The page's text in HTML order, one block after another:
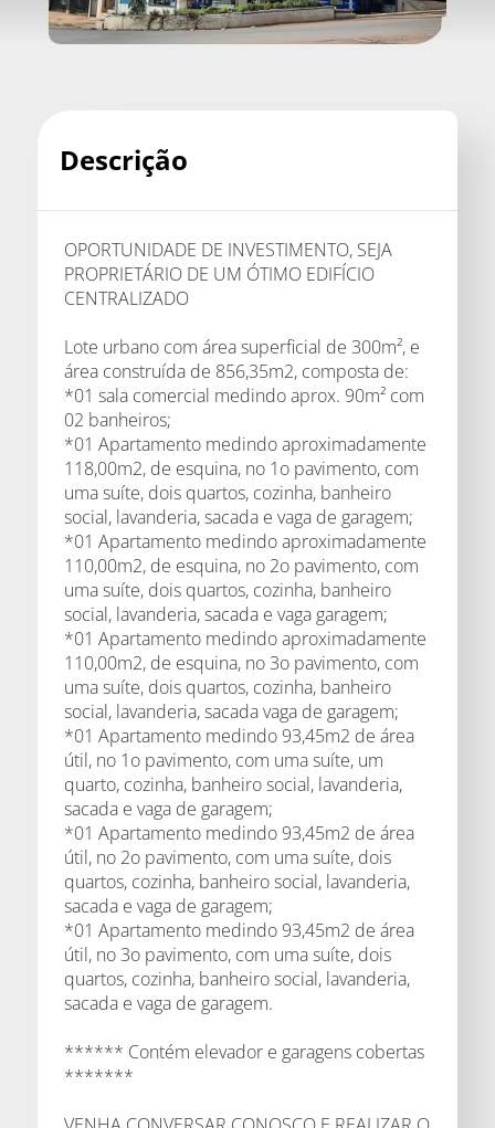
Descrição
OPORTUNIDADE DE INVESTIMENTO, SEJA
PROPRIETÁRIO DE UM ÓTIMO EDIFÍCIO
CENTRALIZADO
Lote urbano com área superficial de 300m², e
área construída de 856,35m2, composta de:
*01 sala comercial medindo aprox. 90m² com
02 banheiros;
*01 Apartamento medindo aproximadamente
118,00m2, de esquina, no 1o pavimento, com
uma suíte, dois quartos, cozinha, banheiro
social, lavanderia, sacada e vaga de garagem;
*01 Apartamento medindo aproximadamente
110,00m2, de esquina, no 2o pavimento, com
uma suíte, dois quartos, cozinha, banheiro
social, lavanderia, sacada e vaga garagem;
*01 Apartamento medindo aproximadamente
110,00m2, de esquina, no 3o pavimento, com
uma suíte, dois quartos, cozinha, banheiro
social, lavanderia, sacada vaga de garagem;
*01 Apartamento medindo 93,45m2 de área
útil, no 1o pavimento, com uma suíte, um
quarto, cozinha, banheiro social, lavanderia,
sacada e vaga de garagem;
*01 Apartamento medindo 93,45m2 de área
útil, no 2o pavimento, com uma suíte, dois
quartos, cozinha, banheiro social, lavanderia,
sacada e vaga de garagem;
*01 Apartamento medindo 93,45m2 de área
útil, no 3o pavimento, com uma suíte, dois
quartos, cozinha, banheiro social, lavanderia,
sacada e vaga de garagem.
****** Contém elevador e garagens cobertas
*******